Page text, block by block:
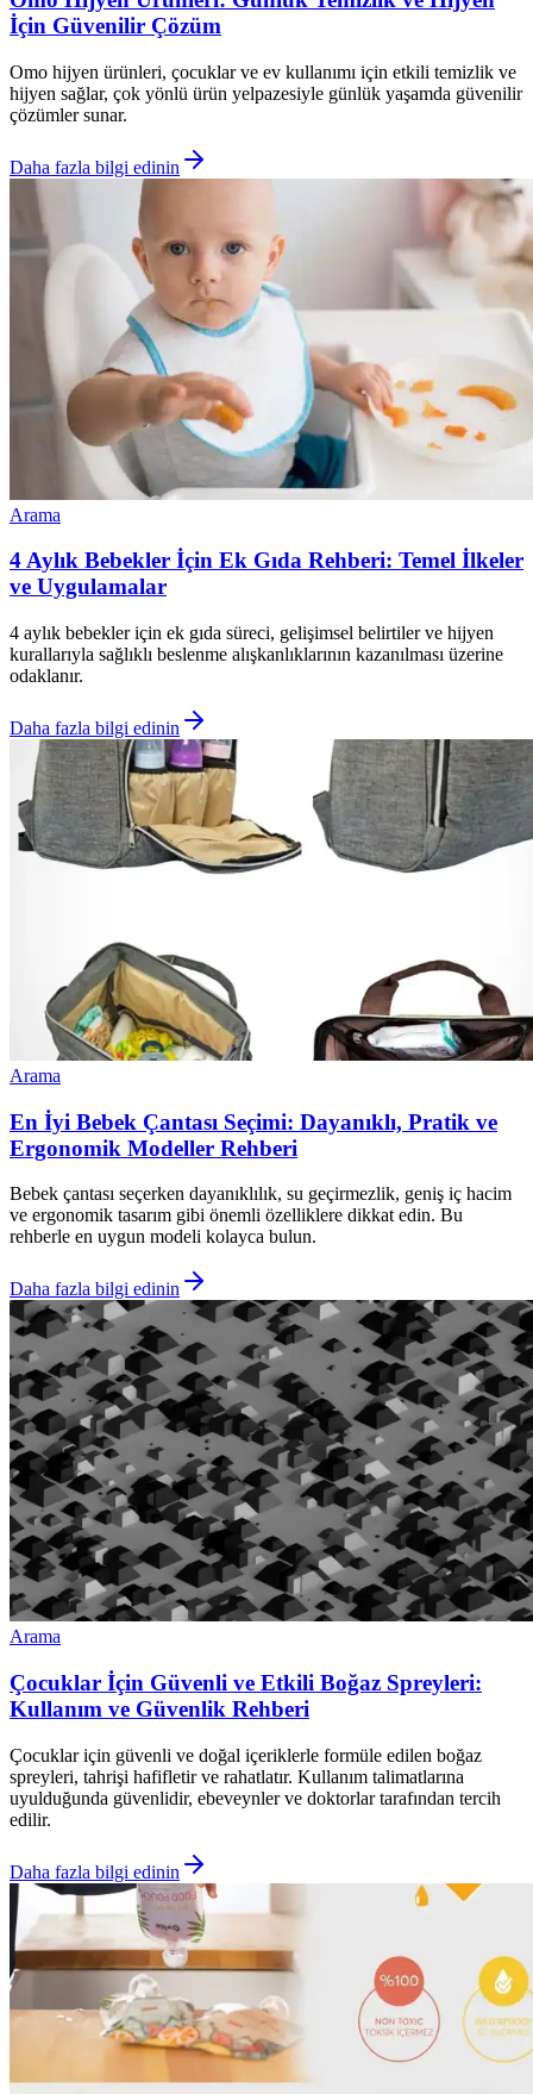
İçin Güvenilir Çözüm
Omo hijyen ürünleri, çocuklar ve ev kullanımı için etkili temizlik ve
hijyen sağlar, çok yönlü ürün yelpazesiyle günlük yaşamda güvenilir
çözümler sunar.
Daha fazla bilgi edinin
Arama
4 Aylık Bebekler İçin Ek Gıda Rehberi: Temel İlkeler
ve Uygulamalar
4 aylık bebekler için ek gıda süreci, gelişimsel belirtiler ve hijyen
kurallarıyla sağlıklı beslenme alışkanlıklarının kazanılması üzerine
odaklanır.
Daha fazla bilgi edinin
Arama
En İyi Bebek Çantası Seçimi: Dayanıklı, Pratik ve
Ergonomik Modeller Rehberi
Bebek çantası seçerken dayanıklılık, su geçirmezlik, geniş iç hacim
ve ergonomik tasarım gibi önemli özelliklere dikkat edin. Bu
rehberle en uygun modeli kolayca bulun.
Daha fazla bilgi edinin
Arama
Çocuklar İçin Güvenli ve Etkili Boğaz Spreyleri:
Kullanım ve Güvenlik Rehberi
Çocuklar için güvenli ve doğal içeriklerle formüle edilen boğaz
spreyleri, tahrişi hafifletir ve rahatlatır. Kullanım talimatlarına
uyulduğunda güvenlidir, ebeveynler ve doktorlar tarafından tercih
edilir.
Daha fazla bilgi edinin